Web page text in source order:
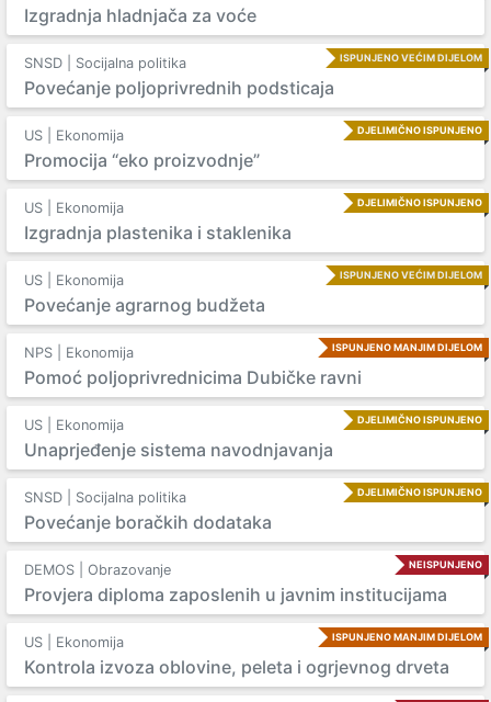
Izgradnja hladnjača za voće
ISPUNJENO VEĆIM DIJELOM
SNSD | Socijalna politika
Povećanje poljoprivrednih podsticaja
DJELIMIČNO ISPUNJENO
US | Ekonomija
Promocija “eko proizvodnje”
DJELIMIČNO ISPUNJENO
US | Ekonomija
Izgradnja plastenika i staklenika
ISPUNJENO VEĆIM DIJELOM
US | Ekonomija
Povećanje agrarnog budžeta
ISPUNJENO MANJIM DIJELOM
NPS | Ekonomija
Pomoć poljoprivrednicima Dubičke ravni
DJELIMIČNO ISPUNJENO
US | Ekonomija
Unaprjeđenje sistema navodnjavanja
DJELIMIČNO ISPUNJENO
SNSD | Socijalna politika
Povećanje boračkih dodataka
NEISPUNJENO
DEMOS | Obrazovanje
Provjera diploma zaposlenih u javnim institucijama
ISPUNJENO MANJIM DIJELOM
US | Ekonomija
Kontrola izvoza oblovine, peleta i ogrjevnog drveta